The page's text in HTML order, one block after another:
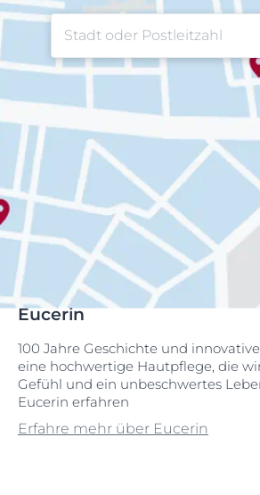
Eucerin
100 Jahre Geschichte und
eine hochwertige Hautpflege, die
Gefühl und ein unbeschwertes
Eucerin erfahren
Erfahre mehr über Eucerin